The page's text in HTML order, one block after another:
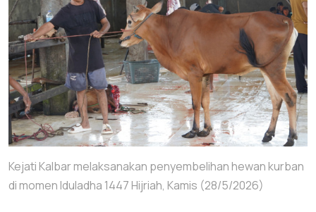
Kejati Kalbar melaksanakan penyembelihan hewan kurban
di momen Iduladha 1447 Hijriah, Kamis (28/5/2026)